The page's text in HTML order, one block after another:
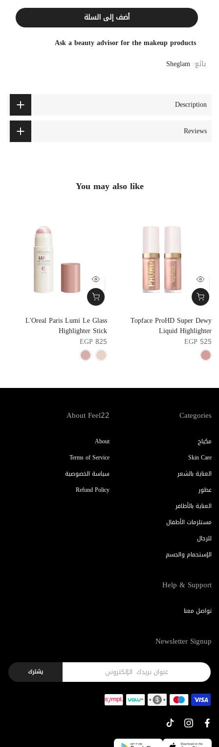
أضف إلى السلة
Ask a beauty advisor for the makeup products
بائع:Sheglam
Description
Reviews
You may also like
L'Oreal Paris Lumi Le Glass
Highlighter Stick
EGP 825
Topface ProHD Super Dewy
Liquid Highlighter
EGP 525
Categories
مكياج
Skin Care
العناية بالشعر
عطور
العناية بالأظافر
مستلزمات الأطفال
للرجال
الإستحمام والجسم
About Feel22
About
Terms of Service
سياسة الخصوصية
Refund Policy
Help & Support
تواصل معنا
Newsletter Signup
يشترك